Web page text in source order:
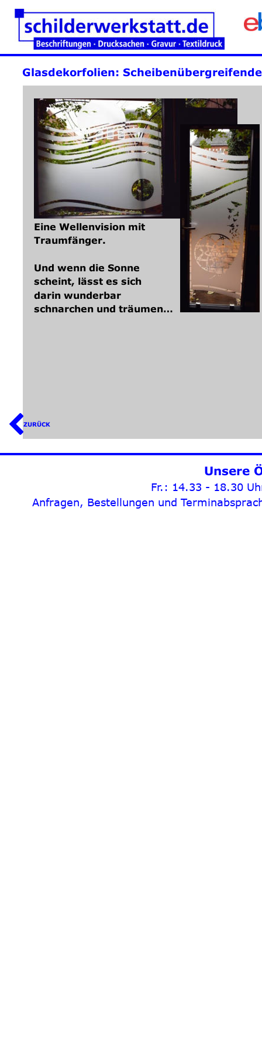
Glasdekorfolien:
ZURÜCK
Eine Wellenvision mit
Traumfänger.
Und wenn die Sonne
scheint, lässt es sich
darin wunderbar
schnarchen und träumen…
Unsere
Fr.: 14.33 - 18.30
Anfragen, Bestellungen und